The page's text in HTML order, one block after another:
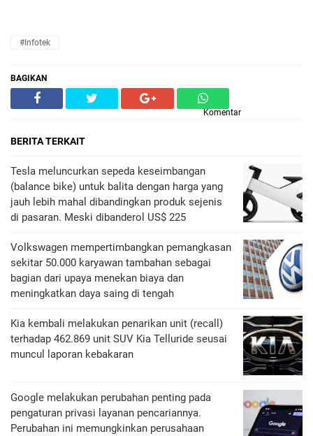
#Infotek
BAGIKAN
Komentar
BERITA TERKAIT
Tesla meluncurkan sepeda keseimbangan
(balance bike) untuk balita dengan harga yang
jauh lebih mahal dibandingkan produk sejenis
di pasaran. Meski dibanderol US$ 225
Volkswagen mempertimbangkan pemangkasan
sekitar 50.000 karyawan tambahan sebagai
bagian dari upaya menekan biaya dan
meningkatkan daya saing di tengah
Kia kembali melakukan penarikan unit (recall)
terhadap 462.869 unit SUV Kia Telluride seusai
muncul laporan kebakaran
Google melakukan perubahan penting pada
pengaturan privasi layanan pencariannya.
Perubahan ini memungkinkan perusahaan